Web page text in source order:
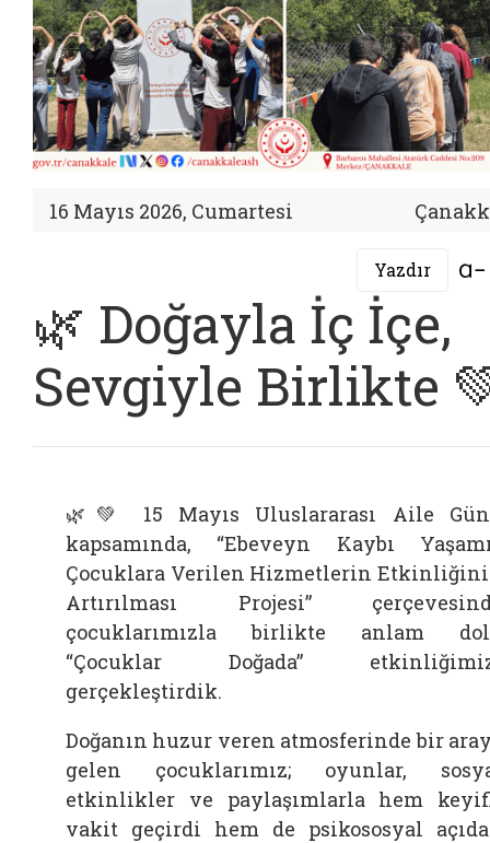
16 Mayıs 2026, Cumartesi
Yazdır
🌿 Doğayla İç İçe,
Sevgiyle Birlikte
🌿💚 15 Mayıs Uluslararası Aile
kapsamında, “Ebeveyn Kaybı
Çocuklara Verilen Hizmetlerin
Artırılması Projesi”
çocuklarımızla birlikte anlam
“Çocuklar Doğada”
gerçekleştirdik.
Doğanın huzur veren atmosferinde bir
gelen çocuklarımız; oyunlar,
etkinlikler ve paylaşımlarla hem
vakit geçirdi hem de psikososyal